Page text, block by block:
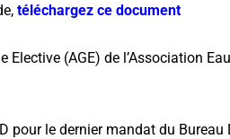
téléchargez ce document
Elective (AGE) de l’Association
pour le dernier mandat du Bureau